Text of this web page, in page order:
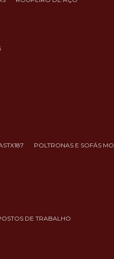
POLTRONAS E SOFÁS
POSTOS DE TRABALHO